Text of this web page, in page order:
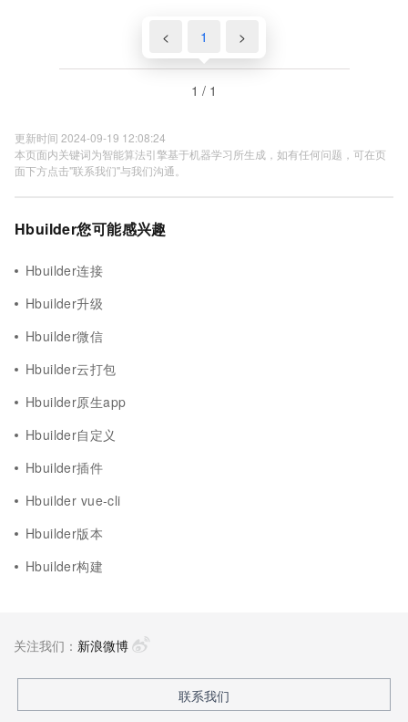
< 1 >
1 / 1
更新时间 2024-09-19 12:08:24
本页面内关键词为智能算法引擎基于机器学习所生成，如有任何问题，可在页
面下方点击"联系我们"与我们沟通。
Hbuilder您可能感兴趣
Hbuilder连接
Hbuilder升级
Hbuilder微信
Hbuilder云打包
Hbuilder原生app
Hbuilder自定义
Hbuilder插件
Hbuilder vue-cli
Hbuilder版本
Hbuilder构建
关注我们： 新浪微博
联系我们